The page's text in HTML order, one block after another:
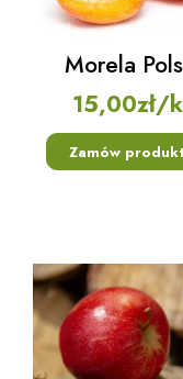
Morela
15,00zł/
Zamów produkt